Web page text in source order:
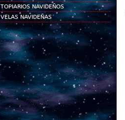
TOPIARIOS NAVIDEÑOS
VELAS NAVIDEÑAS